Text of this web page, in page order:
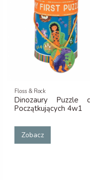
Floss & Rock
Dinozaury Puzzle
Początkujących 4w1
Zobacz